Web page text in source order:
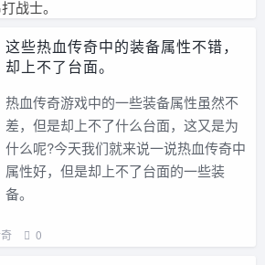
战士。
这些热血传奇中的装备属性不错，
却上不了台面。
热血传奇游戏中的一些装备属性虽然不
差，但是却上不了什么台面，这又是为
什么呢?今天我们就来说一说热血传奇中
属性好，但是却上不了台面的一些装
备。
0